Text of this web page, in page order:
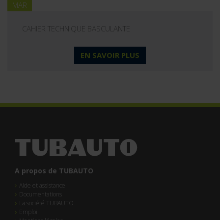
MAR
CAHIER TECHNIQUE BASCULANTE
EN SAVOIR PLUS
A propos de TUBAUTO
Aide et assistance
Documentations
La société TUBAUTO
Emploi